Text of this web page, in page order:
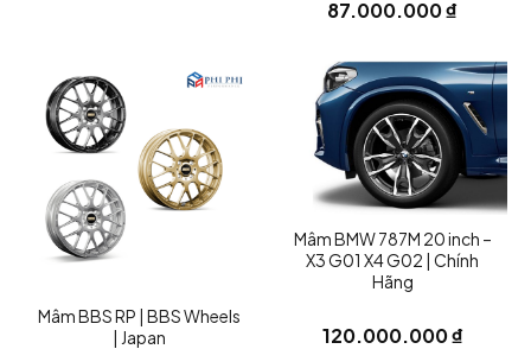
87.000.000₫
Mâm BBS RP | BBS Wheels
| Japan
Mâm BMW 787M 20 inch –
X3 G01 X4 G02 | Chính
Hãng
120.000.000₫